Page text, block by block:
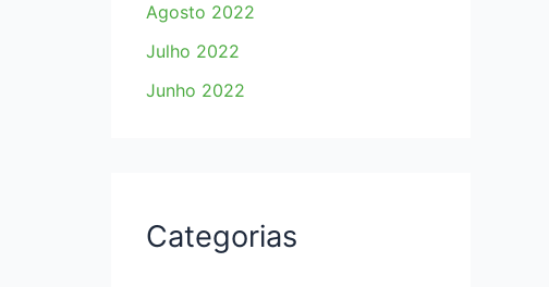
Agosto 2022
Julho 2022
Junho 2022
Categorias